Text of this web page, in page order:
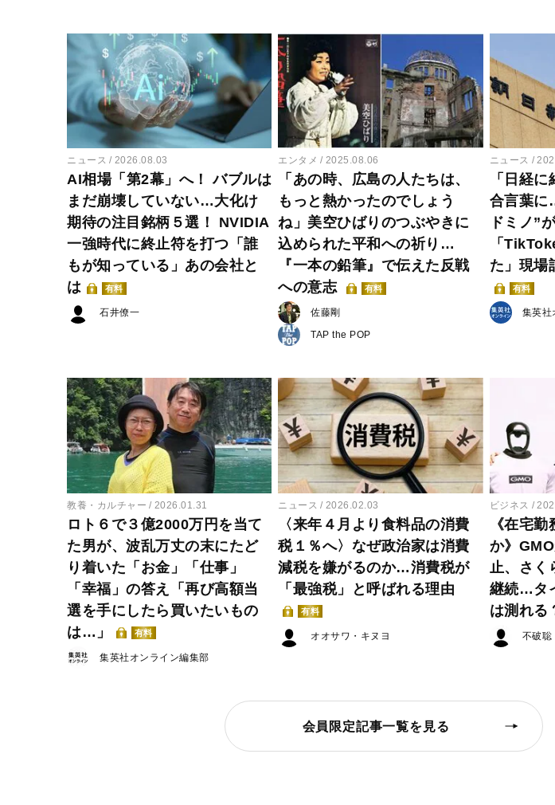
ニュース 2026.08.03
AI相場「第2幕」へ！ バブルは
まだ崩壊していない…大化け
期待の注目銘柄５選！ NVIDIA
一強時代に終止符を打つ「誰
もが知っている」あの会社と
は
有料
石井僚一
エンタメ 2025.08.06
「あの時、広島の人たちは、
もっと熱かったのでしょう
ね」美空ひばりのつぶやきに
込められた平和への祈り…
『一本の鉛筆』で伝えた反戦
への意志
有料
佐藤剛
TAP the POP
ニュース
「日経
合言葉に
ドミノ”
「
た」現場
有料
集英社
教養・カルチャー 2026.01.31
ロト６で３億2000万円を当て
た男が、波乱万丈の末にたど
り着いた「お金」「仕事」
「幸福」の答え「再び高額当
選を手にしたら買いたいもの
は…」
有料
集英社オンライン編集部
ニュース 2026.02.03
〈来年４月より食料品の消費
税１％へ〉なぜ政治家は消費
減税を嫌がるのか…消費税が
「最強税」と呼ばれる理由
有料
オオサワ・キヌヨ
ビジネス
《在宅
か》
止、さく
継続…タ
は測れる
不破聡
会員限定記事一覧を見る